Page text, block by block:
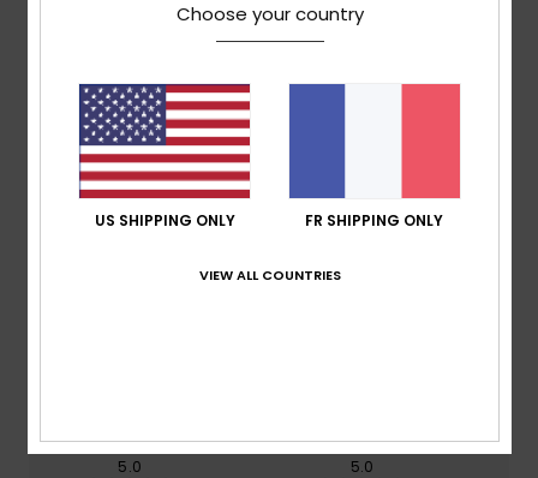
Livraison & Retours
Avis clients
Note moyenne
5.0/5
Confort
5.0
Rapport qualité / prix
5.0
Choose your country
US SHIPPING ONLY FR SHIPPING ONLY
VIEW ALL COUNTRIES